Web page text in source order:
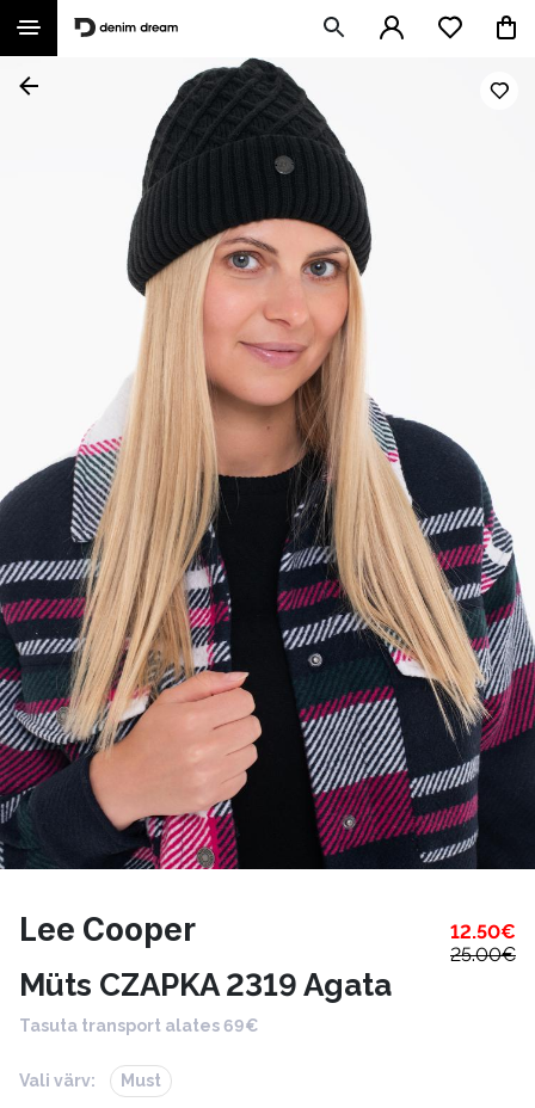
Lee Cooper 12.50€
25.00€
Müts CZAPKA 2319 Agata
Tasuta transport alates 69€
Vali värv: Must